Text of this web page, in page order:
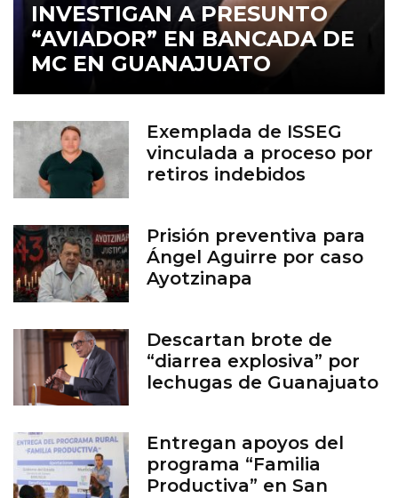
INVESTIGAN A PRESUNTO
“AVIADOR” EN BANCADA DE
MC EN GUANAJUATO
Exemplada de ISSEG
vinculada a proceso por
retiros indebidos
Prisión preventiva para
Ángel Aguirre por caso
Ayotzinapa
Descartan brote de
“diarrea explosiva” por
lechugas de Guanajuato
Entregan apoyos del
programa “Familia
Productiva” en San